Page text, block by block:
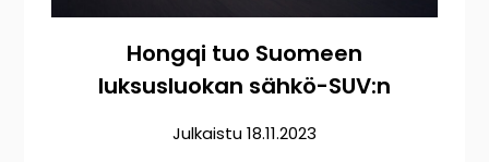
Hongqi tuo Suomeen
luksusluokan sähkö-SUV:n
Julkaistu18.11.2023